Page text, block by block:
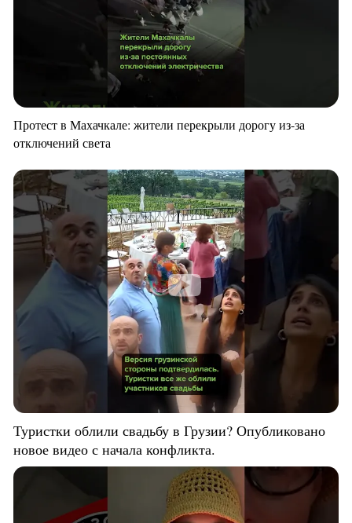
Протест в Махачкале: жители перекрыли дорогу из-за
отключений света
Туристки облили свадьбу в Грузии? Опубликовано
новое видео с начала конфликта.